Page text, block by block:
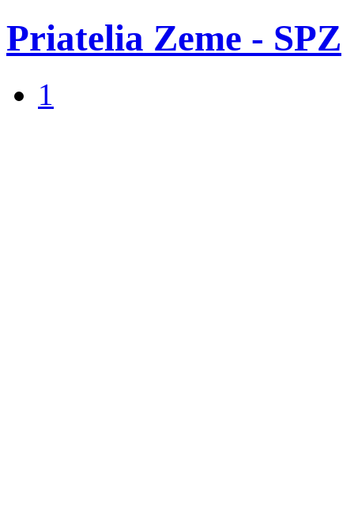
Priatelia Zeme - SPZ
1